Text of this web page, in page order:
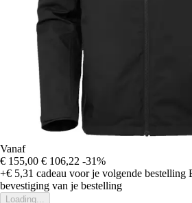
Vanaf
€ 155,00 € 106,22 -31%
+€ 5,31 cadeau voor je volgende bestelling
bevestiging van je bestelling
Loading...